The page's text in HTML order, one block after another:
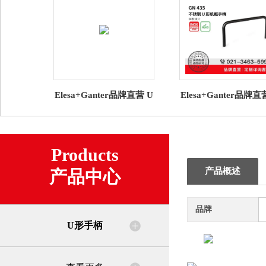
Elesa+Ganter品牌直营 U
高科技聚合体
Elesa+Ganter品牌直
形机柜手柄 长款
Products
产品中心
U形手柄
产品概述
品牌